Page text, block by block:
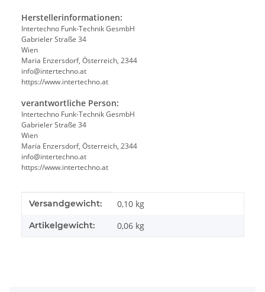
Herstellerinformationen:
Intertechno Funk-Technik GesmbH
Gabrieler Straße 34
Wien
Maria Enzersdorf, Österreich, 2344
info@intertechno.at
https://www.intertechno.at
verantwortliche Person:
Intertechno Funk-Technik GesmbH
Gabrieler Straße 34
Wien
Maria Enzersdorf, Österreich, 2344
info@intertechno.at
https://www.intertechno.at
Produkteigenschaft
Wert
Versandgewicht: 0,10 kg
Artikelgewicht: 0,06 kg